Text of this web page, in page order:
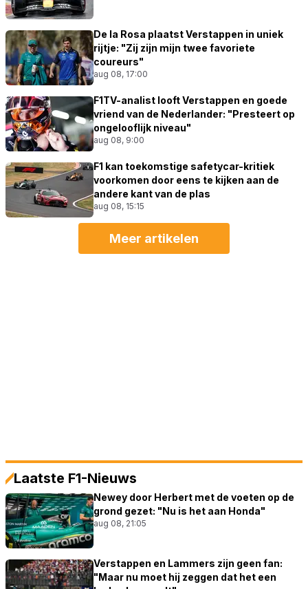
De la Rosa plaatst Verstappen in uniek
rijtje: "Zij zijn mijn twee favoriete
coureurs"
aug 08, 17:00
F1TV-analist looft Verstappen en goede
vriend van de Nederlander: "Presteert op
ongelooflijk niveau"
aug 08, 9:00
F1 kan toekomstige safetycar-kritiek
voorkomen door eens te kijken aan de
andere kant van de plas
aug 08, 15:15
Meer artikelen
Laatste F1-Nieuws
Newey door Herbert met de voeten op de
grond gezet: "Nu is het aan Honda"
aug 08, 21:05
Verstappen en Lammers zijn geen fan:
"Maar nu moet hij zeggen dat het een